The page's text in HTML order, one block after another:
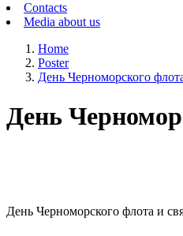
Contacts
Media about us
Home
Poster
День Черноморского
День
День Черноморского флота и